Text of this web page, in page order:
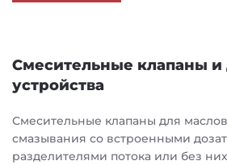
Смесительные клапаны
устройства
Смесительные клапаны для
смазывания со встроенными
разделителями потока или без них